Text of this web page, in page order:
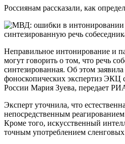
Россиянам рассказали, как
Неправильное интонирование и
могут говорить о том, что речь
синтезированная. Об этом
фоноскопических экспертиз ЭКЦ
России Мария Зуева, передает
Эксперт уточнила, что
непосредственным
Кроме того, искусственный
точным употреблением